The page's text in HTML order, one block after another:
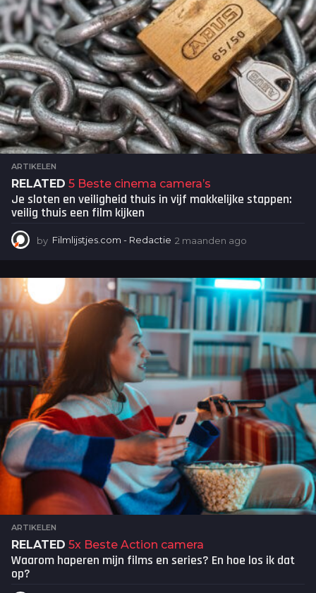
ARTIKELEN
RELATED 5 Beste cinema camera’s
Je sloten en veiligheid thuis in vijf makkelijke stappen:
veilig thuis een film kijken
by Filmlijstjes.com - Redactie 2 maanden ago
a
n
d
n
a
g
o
ARTIKELEN
RELATED 5x Beste Action camera
Waarom haperen mijn films en series? En hoe los ik dat
op?